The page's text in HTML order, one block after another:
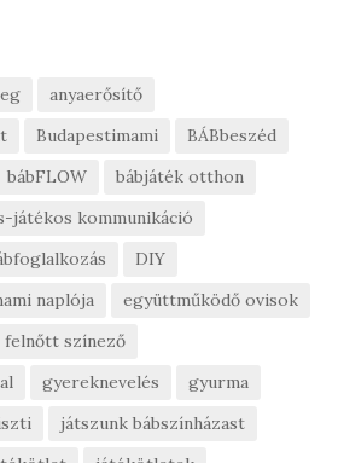
anyaerősítő
Budapestimami
BÁBbeszéd
bábFLOW
bábjáték otthon
játékos kommunikáció
DIY
naplója
együttműködő ovisok
felnőtt színező
gyereknevelés
gyurma
játszunk bábszínházast